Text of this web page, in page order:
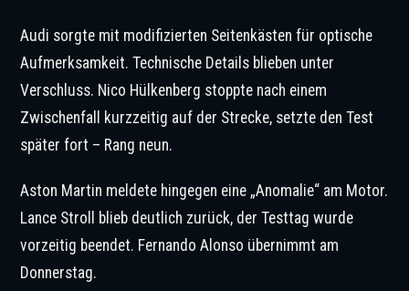
Audi sorgte mit modifizierten Seitenkästen für optische
Aufmerksamkeit. Technische Details blieben unter
Verschluss. Nico Hülkenberg stoppte nach einem
Zwischenfall kurzzeitig auf der Strecke, setzte den Test
später fort – Rang neun.
Aston Martin meldete hingegen eine „Anomalie“ am Motor.
Lance Stroll blieb deutlich zurück, der Testtag wurde
vorzeitig beendet. Fernando Alonso übernimmt am
Donnerstag.